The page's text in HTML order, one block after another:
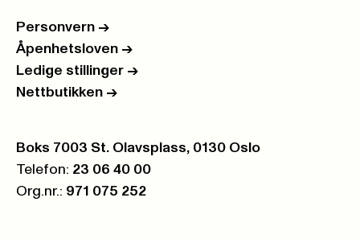
Personvern ->
Åpenhetsloven ->
Ledige stillinger ->
Nettbutikken ->
Postboks:
Boks 7003 St. Olavsplass, 0130 Oslo
Telefon: 23 06 40 00
Org.nr.: 971 075 252